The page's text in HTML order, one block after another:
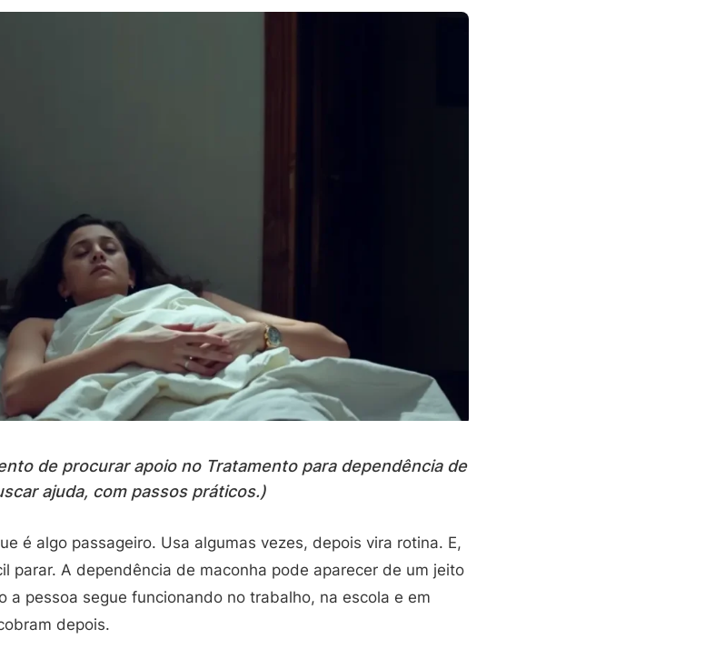
de procurar apoio no Tratamento para dependência de
ajuda, com passos práticos.)
é algo passageiro. Usa algumas vezes, depois vira rotina. E,
parar. A dependência de maconha pode aparecer de um jeito
a pessoa segue funcionando no trabalho, na escola e em
depois.